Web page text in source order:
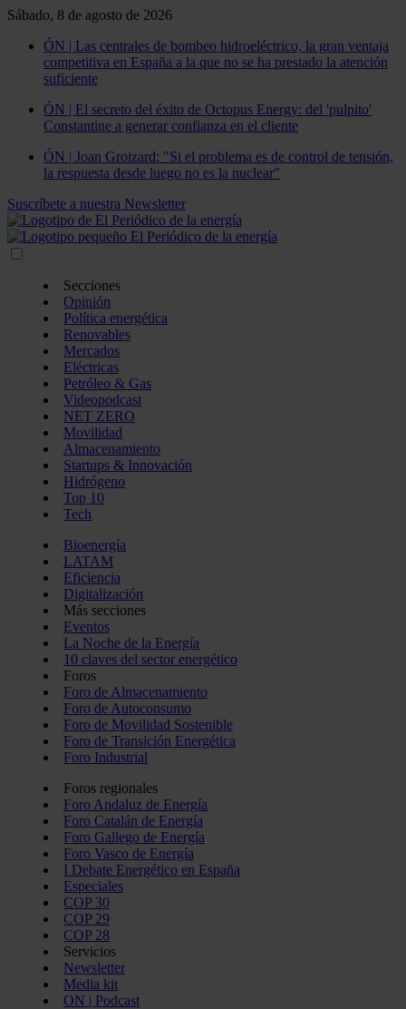
Sábado, 8 de agosto de 2026
ÓN | Las centrales de bombeo hidroeléctrico, la gran ventaja
competitiva en España a la que no se ha prestado la atención
suficiente
ÓN | El secreto del éxito de Octopus Energy: del 'pulpito'
Constantine a generar confianza en el cliente
ÓN | Joan Groizard: "Si el problema es de control de tensión,
la respuesta desde luego no es la nuclear"
Suscríbete a nuestra Newsletter
Secciones
Opinión
Política energética
Renovables
Mercados
Eléctricas
Petróleo & Gas
Videopodcast
NET ZERO
Movilidad
Almacenamiento
Startups & Innovación
Hidrógeno
Top 10
Tech
Bioenergía
LATAM
Eficiencia
Digitalización
Más secciones
Eventos
La Noche de la Energía
10 claves del sector energético
Foros
Foro de Almacenamiento
Foro de Autoconsumo
Foro de Movilidad Sostenible
Foro de Transición Energética
Foro Industrial
Foros regionales
Foro Andaluz de Energía
Foro Catalán de Energía
Foro Gallego de Energía
Foro Vasco de Energía
I Debate Energético en España
Especiales
COP 30
COP 29
COP 28
Servicios
Newsletter
Media kit
ON | Podcast